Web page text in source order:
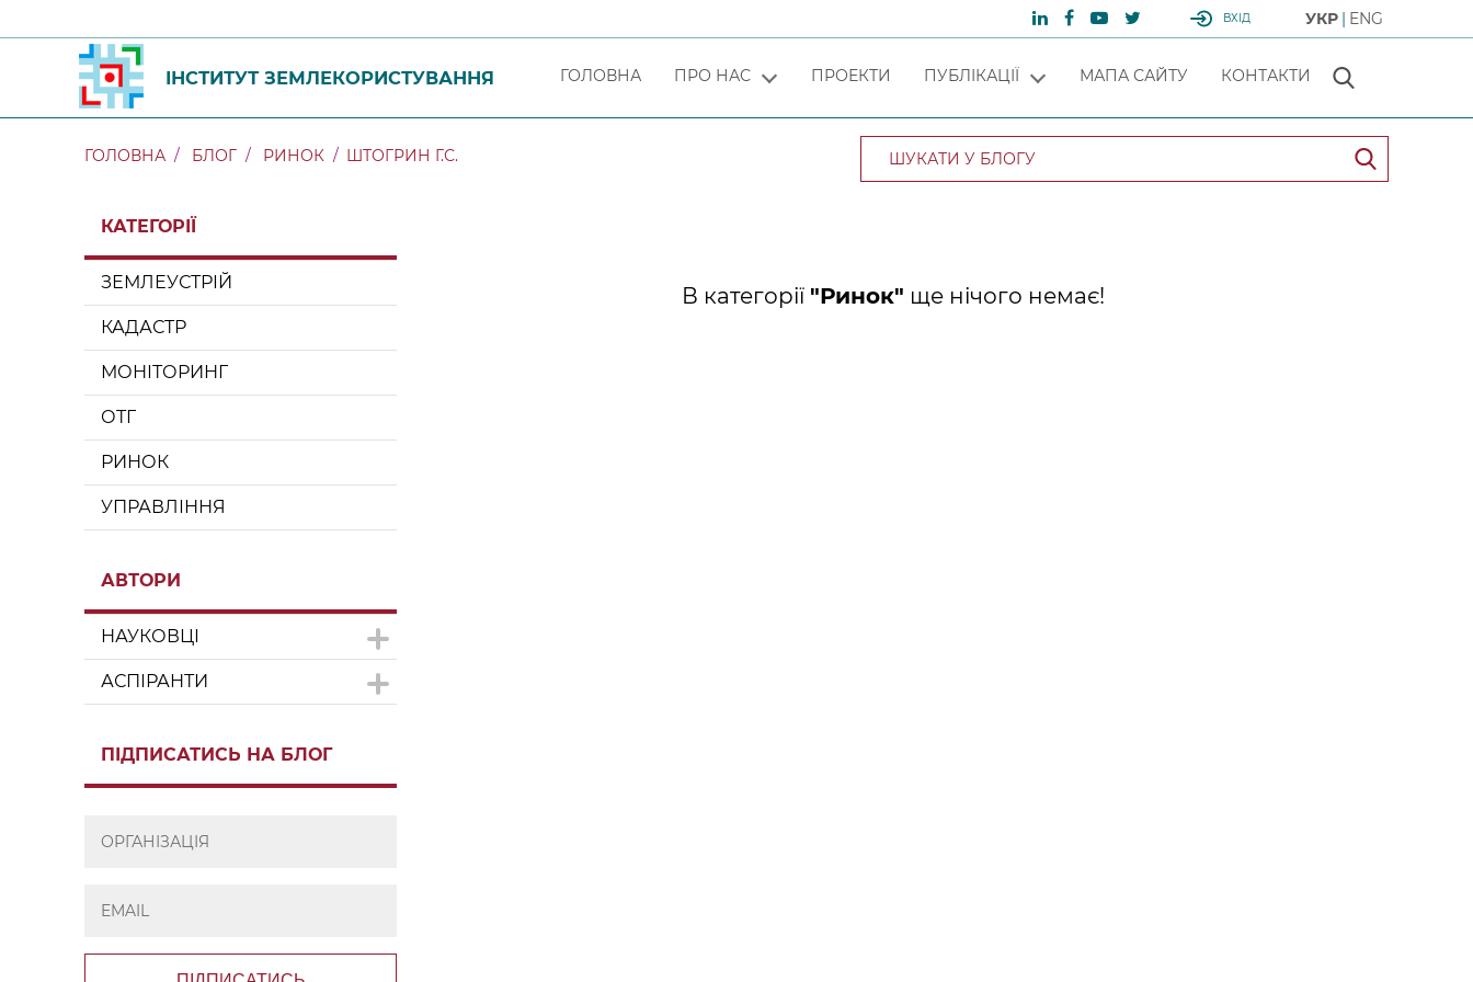
ВХІД УКР ENG
ІНСТИТУТ ЗЕМЛЕКОРИСТУВАННЯ ГОЛОВНА ПРО НАС ПРОЕКТИ ПУБЛІКАЦІЇ МАПА САЙТУ КОНТАКТИ
ГОЛОВНА БЛОГ РИНОК ШТОГРИН Г.С.
КАТЕГОРІЇ
ЗЕМЛЕУСТРІЙ
КАДАСТР
МОНІТОРИНГ
ОТГ
РИНОК
УПРАВЛІННЯ
АВТОРИ
НАУКОВЦІ
АСПІРАНТИ
ПІДПИСАТИСЬ НА БЛОГ
В категорії "Ринок" ще нічого немає!